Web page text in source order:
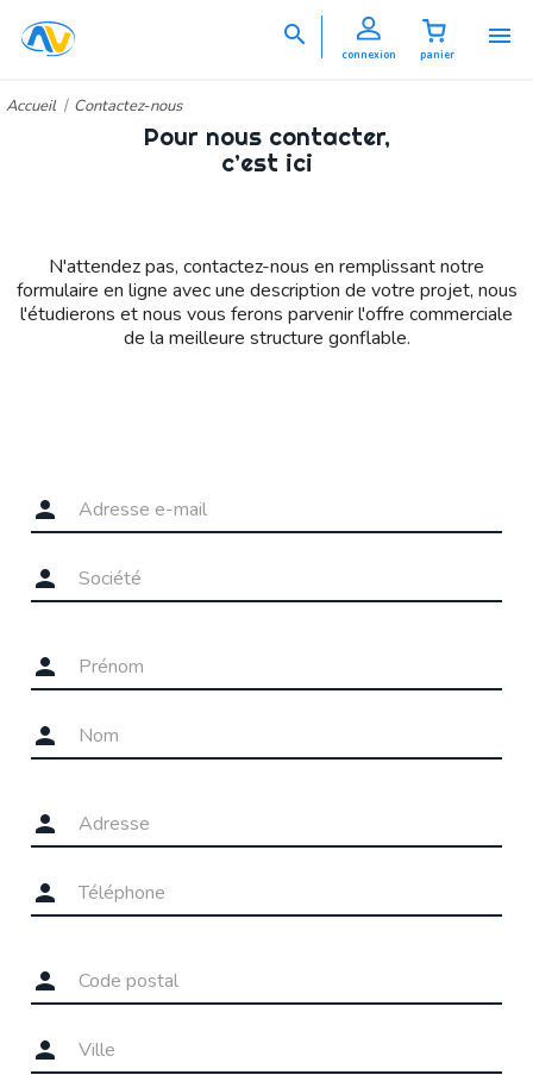

panier
connexion

Accueil Contactez-nous
Pour nous contacter,
c’est ici
N'attendez pas, contactez-nous en remplissant notre
formulaire en ligne avec une description de votre projet, nous
l'étudierons et nous vous ferons parvenir l'offre commerciale
de la meilleure structure gonflable.







